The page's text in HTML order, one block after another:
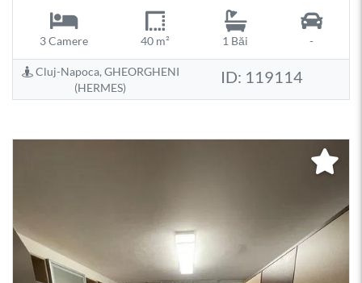
3 Camere 40 m² 1 Băi -
Cluj-Napoca, GHEORGHENI
(HERMES)
ID: 119114